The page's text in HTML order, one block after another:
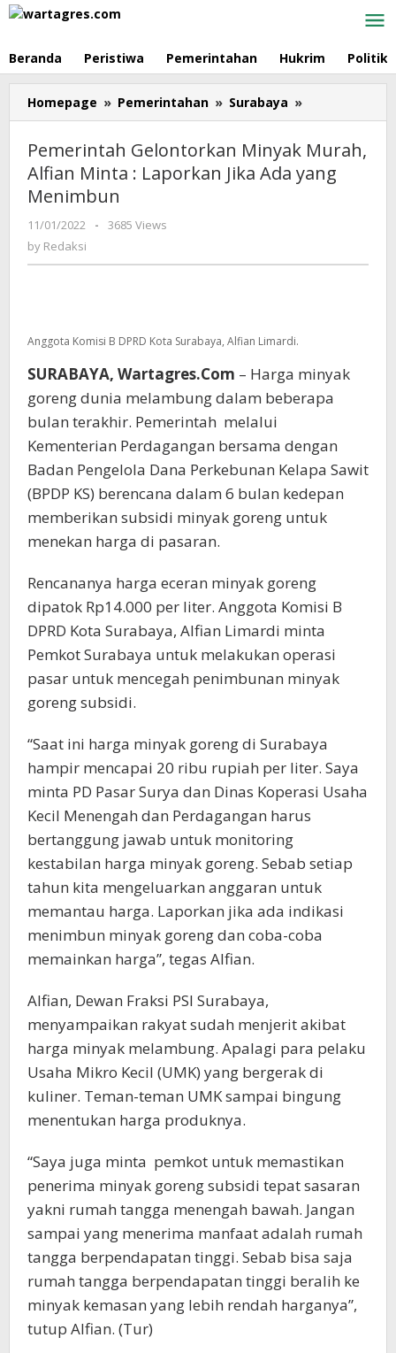
Skip
Beranda Peristiwa Pemerintahan Hukrim Politik
Homepage » Pemerintahan » Surabaya »
Gelontorkan
Murah,
Alfian
Ada
Pemerintah Gelontorkan Minyak Murah,
Alfian Minta : Laporkan Jika Ada yang
Menimbun
11/01/2022
by
-
3685 Views
by Redaksi
Anggota Komisi B DPRD Kota Surabaya, Alfian Limardi.
SURABAYA, Wartagres.Com – Harga minyak
goreng dunia melambung dalam beberapa
bulan terakhir. Pemerintah melalui
Kementerian Perdagangan bersama dengan
Badan Pengelola Dana Perkebunan Kelapa Sawit
(BPDP KS) berencana dalam 6 bulan kedepan
memberikan subsidi minyak goreng untuk
menekan harga di pasaran.
Rencananya harga eceran minyak goreng
dipatok Rp14.000 per liter. Anggota Komisi B
DPRD Kota Surabaya, Alfian Limardi minta
Pemkot Surabaya untuk melakukan operasi
pasar untuk mencegah penimbunan minyak
goreng subsidi.
“Saat ini harga minyak goreng di Surabaya
hampir mencapai 20 ribu rupiah per liter. Saya
minta PD Pasar Surya dan Dinas Koperasi Usaha
Kecil Menengah dan Perdagangan harus
bertanggung jawab untuk monitoring
kestabilan harga minyak goreng. Sebab setiap
tahun kita mengeluarkan anggaran untuk
memantau harga. Laporkan jika ada indikasi
menimbun minyak goreng dan coba-coba
memainkan harga”, tegas Alfian.
Alfian, Dewan Fraksi PSI Surabaya,
menyampaikan rakyat sudah menjerit akibat
harga minyak melambung. Apalagi para pelaku
Usaha Mikro Kecil (UMK) yang bergerak di
kuliner. Teman-teman UMK sampai bingung
menentukan harga produknya.
“Saya juga minta pemkot untuk memastikan
penerima minyak goreng subsidi tepat sasaran
yakni rumah tangga menengah bawah. Jangan
sampai yang menerima manfaat adalah rumah
tangga berpendapatan tinggi. Sebab bisa saja
rumah tangga berpendapatan tinggi beralih ke
minyak kemasan yang lebih rendah harganya”,
tutup Alfian. (Tur)